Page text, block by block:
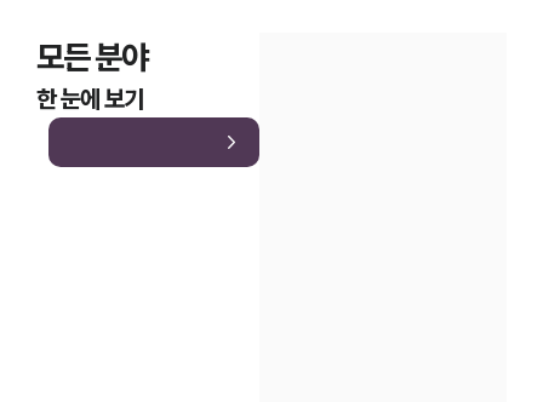
모든 분야
한 눈에 보기